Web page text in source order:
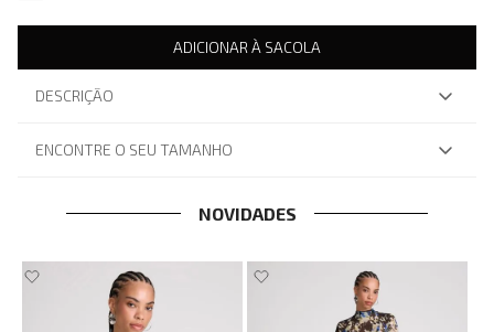
ADICIONAR À SACOLA
DESCRIÇÃO
ENCONTRE O SEU TAMANHO
NOVIDADES